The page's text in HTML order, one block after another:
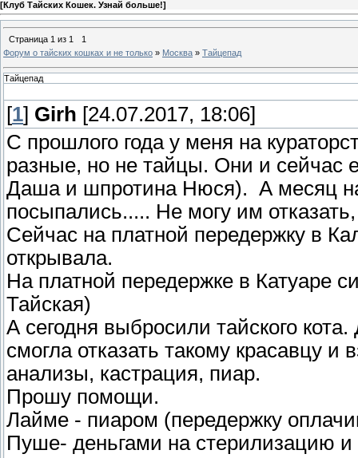
[Клуб Тайских Кошек. Узнай больше!]
Страница 1 из 1
1
Форум о тайских кошках и не только » Москва » Тайцепад
Тайцепад
[1] Girh [24.07.2017, 18:06]
С прошлого года у меня на
разные, но не тайцы. Они и сейчас
Даша и шпротина Нюся). А месяц
посыпались..... Не могу им
Сейчас на платной передержку в
открывала.
На платной передержке в Катуаре
Тайская)
А сегодня выбросили тайского
смогла отказать такому красавцу
анализы, кастрация, пиар.
Прошу помощи.
Лайме - пиаром (передержку
Пуше- деньгами на стерилизацию и